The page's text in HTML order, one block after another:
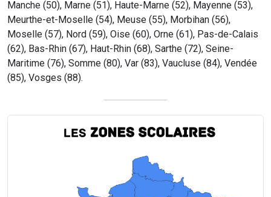
Manche (50), Marne (51), Haute-Marne (52), Mayenne (53),
Meurthe-et-Moselle (54), Meuse (55), Morbihan (56),
Moselle (57), Nord (59), Oise (60), Orne (61), Pas-de-Calais
(62), Bas-Rhin (67), Haut-Rhin (68), Sarthe (72), Seine-
Maritime (76), Somme (80), Var (83), Vaucluse (84), Vendée
(85), Vosges (88).